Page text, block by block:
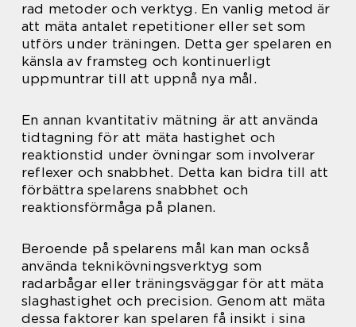
rad metoder och verktyg. En vanlig metod är
att mäta antalet repetitioner eller set som
utförs under träningen. Detta ger spelaren en
känsla av framsteg och kontinuerligt
uppmuntrar till att uppnå nya mål.
En annan kvantitativ mätning är att använda
tidtagning för att mäta hastighet och
reaktionstid under övningar som involverar
reflexer och snabbhet. Detta kan bidra till att
förbättra spelarens snabbhet och
reaktionsförmåga på planen.
Beroende på spelarens mål kan man också
använda teknikövningsverktyg som
radarbågar eller träningsväggar för att mäta
slaghastighet och precision. Genom att mäta
dessa faktorer kan spelaren få insikt i sina